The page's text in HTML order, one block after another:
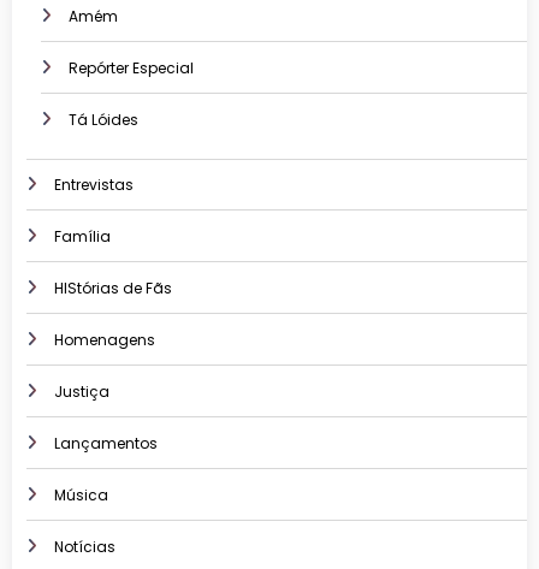
Amém
Repórter Especial
Tá Lóides
Entrevistas
Família
HIStórias de Fãs
Homenagens
Justiça
Lançamentos
Música
Notícias